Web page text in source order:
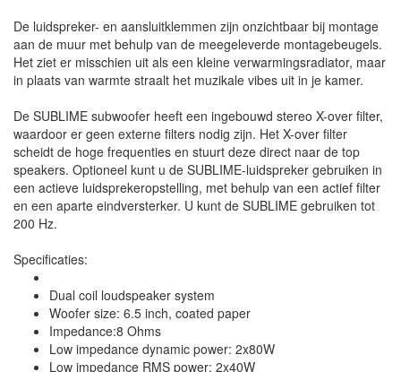
De luidspreker- en aansluitklemmen zijn onzichtbaar bij montage
aan de muur met behulp van de meegeleverde montagebeugels.
Het ziet er misschien uit als een kleine verwarmingsradiator, maar
in plaats van warmte straalt het muzikale vibes uit in je kamer.
De SUBLIME subwoofer heeft een ingebouwd stereo X-over filter,
waardoor er geen externe filters nodig zijn. Het X-over filter
scheidt de hoge frequenties en stuurt deze direct naar de top
speakers. Optioneel kunt u de SUBLIME-luidspreker gebruiken in
een actieve luidsprekeropstelling, met behulp van een actief filter
en een aparte eindversterker. U kunt de SUBLIME gebruiken tot
200 Hz.
Specificaties:
Dual coil loudspeaker system
Woofer size: 6.5 inch, coated paper
Impedance:8 Ohms
Low impedance dynamic power: 2x80W
Low impedance RMS power: 2x40W